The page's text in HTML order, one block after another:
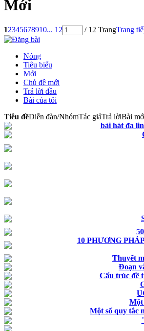
Mới
12345678910... 12 / 12 TrangTrang
Nóng
Tiêu biểu
Mới
Chủ đề mới
Trả lời đầu
Bài của tôi
Tiêu đềDiễn đàn/NhómTác giảTrả lờiBài
bài hát đa
10 PHƯƠNG
Thuyết
Đoạn
Cấu trúc đề
Một
Một số quy tắc